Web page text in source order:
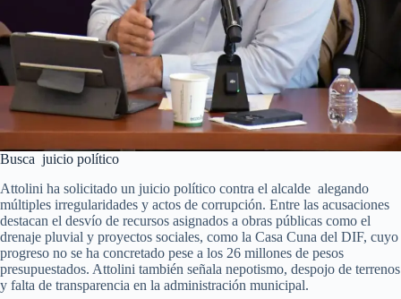
Busca juicio político
Attolini ha solicitado un juicio político contra el alcalde alegando
múltiples irregularidades y actos de corrupción. Entre las acusaciones
destacan el desvío de recursos asignados a obras públicas como el
drenaje pluvial y proyectos sociales, como la Casa Cuna del DIF, cuyo
progreso no se ha concretado pese a los 26 millones de pesos
presupuestados. Attolini también señala nepotismo, despojo de terrenos
y falta de transparencia en la administración municipal.